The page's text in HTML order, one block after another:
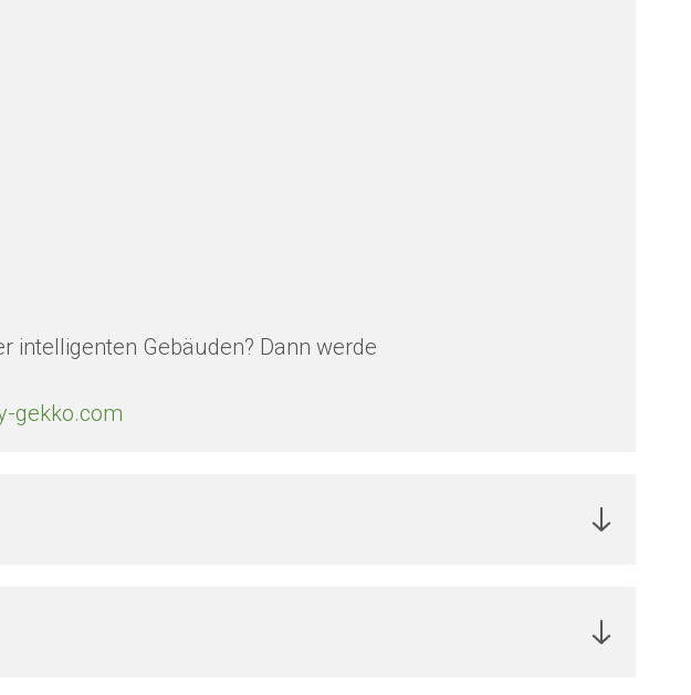
intelligenten Gebäuden? Dann werde
gekko.com